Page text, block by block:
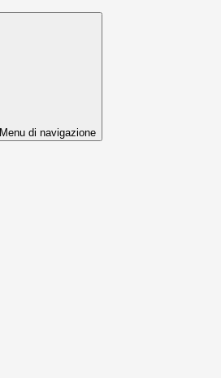
Menu di navigazione